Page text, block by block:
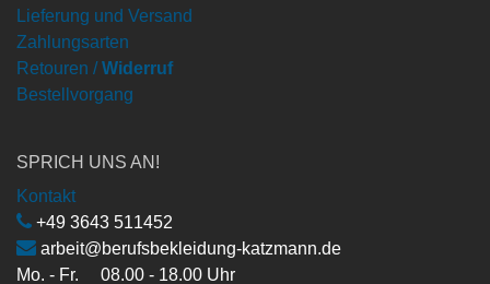
Lieferung und Versand
Zahlungsarten
Retouren / Widerruf
Bestellvorgang
SPRICH UNS AN!
Kontakt
+49 3643 511452
arbeit@berufsbekleidung-katzmann.de
Mo. - Fr. 08.00 - 18.00 Uhr